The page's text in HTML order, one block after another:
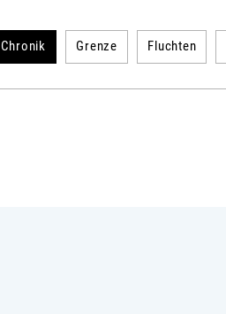
Chronik Grenze Fluchten